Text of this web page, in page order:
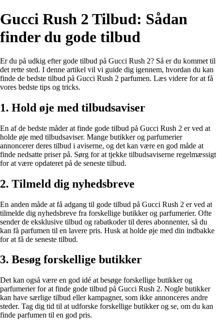
Gucci Rush 2 Tilbud: Sådan
finder du gode tilbud
Er du på udkig efter gode tilbud på Gucci Rush 2? Så er du kommet til
det rette sted. I denne artikel vil vi guide dig igennem, hvordan du kan
finde de bedste tilbud på Gucci Rush 2 parfumen. Læs videre for at få
vores bedste tips og tricks.
1. Hold øje med tilbudsaviser
En af de bedste måder at finde gode tilbud på Gucci Rush 2 er ved at
holde øje med tilbudsaviser. Mange butikker og parfumerier
annoncerer deres tilbud i aviserne, og det kan være en god måde at
finde nedsatte priser på. Sørg for at tjekke tilbudsaviserne regelmæssigt
for at være opdateret på de seneste tilbud.
2. Tilmeld dig nyhedsbreve
En anden måde at få adgang til gode tilbud på Gucci Rush 2 er ved at
tilmelde dig nyhedsbreve fra forskellige butikker og parfumerier. Ofte
sender de eksklusive tilbud og rabatkoder til deres abonnenter, så du
kan få parfumen til en lavere pris. Husk at holde øje med din indbakke
for at få de seneste tilbud.
3. Besøg forskellige butikker
Det kan også være en god idé at besøge forskellige butikker og
parfumerier for at finde gode tilbud på Gucci Rush 2. Nogle butikker
kan have særlige tilbud eller kampagner, som ikke annonceres andre
steder. Tag dig tid til at udforske forskellige butikker og se, om du kan
finde parfumen til en god pris.